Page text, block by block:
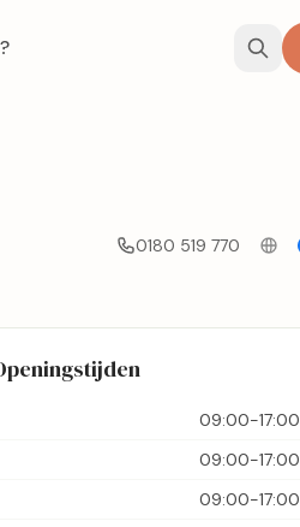
0180 519 770
09:00-17:00
09:00-17:00
09:00-17:00